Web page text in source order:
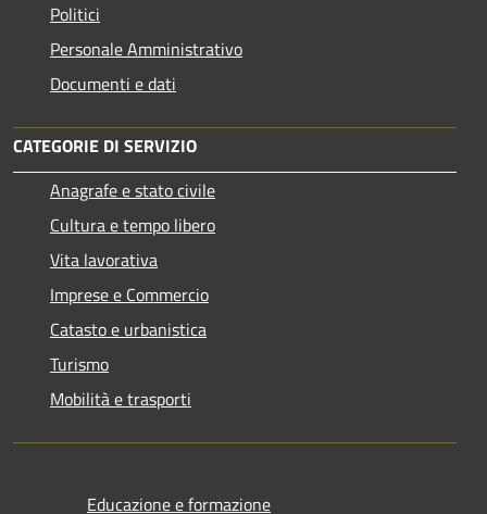
Politici
Personale Amministrativo
Documenti e dati
CATEGORIE DI SERVIZIO
Anagrafe e stato civile
Cultura e tempo libero
Vita lavorativa
Imprese e Commercio
Catasto e urbanistica
Turismo
Mobilità e trasporti
Educazione e formazione